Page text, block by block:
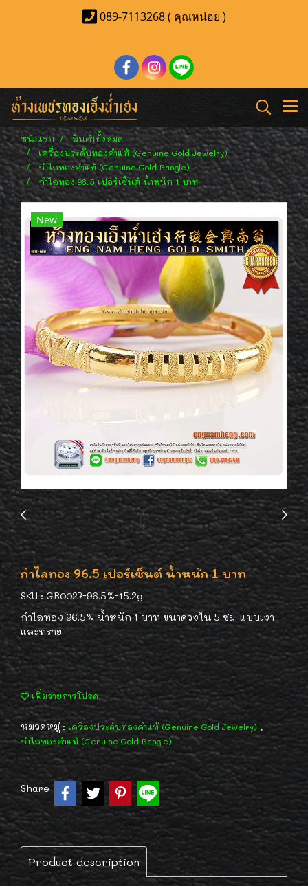
089-7113268 ( คุณหน่อย )
หน้าแรก
สินค้าทั้งหมด
เครื่องประดับทองคำแท้ (Genuine Gold Jewelry)
กำไลทองคำแท้ (Genuine Gold Bangle)
กำไลทอง 96.5 เปอร์เซ็นต์ น้ำหนัก 1 บาท
New
กำไลทอง 96.5 เปอร์เซ็นต์ น้ำหนัก 1 บาท
SKU : GB0027-96.5%-15.2g
กำไลทอง 96.5% น้ำหนัก 1 บาท ขนาดวงใน 5 ซม. แบบเงา
และทราย
เพิ่มรายการโปรด
หมวดหมู่ : เครื่องประดับทองคำแท้ (Genuine Gold Jewelry) ,
กำไลทองคำแท้ (Genuine Gold Bangle)
Share
Product description